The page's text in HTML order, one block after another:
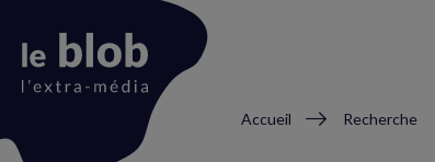
Fil
Accueil Recherche